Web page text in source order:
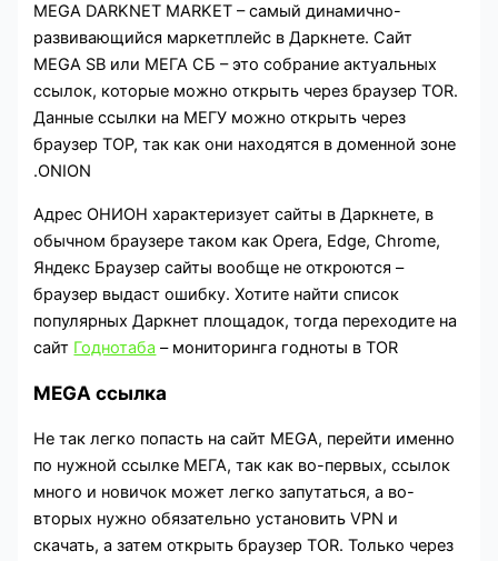
MEGA DARKNET MARKET – самый динамично-
развивающийся маркетплейс в Даркнете. Сайт
MEGA SB или МЕГА СБ – это собрание актуальных
ссылок, которые можно открыть через браузер TOR.
Данные ссылки на МЕГУ можно открыть через
браузер ТОР, так как они находятся в доменной зоне
.ONION
Адрес ОНИОН характеризует сайты в Даркнете, в
обычном браузере таком как Opera, Edge, Chrome,
Яндекс Браузер сайты вообще не откроются –
браузер выдаст ошибку. Хотите найти список
популярных Даркнет площадок, тогда переходите на
сайт Годнотаба – мониторинга годноты в TOR
MEGA ссылка
Не так легко попасть на сайт MEGA, перейти именно
по нужной ссылке МЕГА, так как во-первых, ссылок
много и новичок может легко запутаться, а во-
вторых нужно обязательно установить VPN и
скачать, а затем открыть браузер TOR. Только через